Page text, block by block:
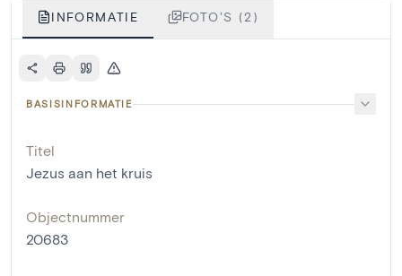
INFORMATIE FOTO'S (2)
BASISINFORMATIE
Titel
Jezus aan het kruis
Objectnummer
20683